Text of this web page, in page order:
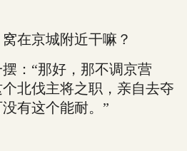
京城附近干嘛？
“那好，那不调京营
北伐主将之职，亲自去夺
有这个能耐。”